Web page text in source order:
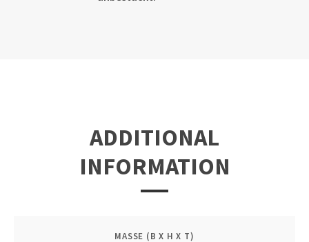
ADDITIONAL
INFORMATION
MASSE (B X H X T)